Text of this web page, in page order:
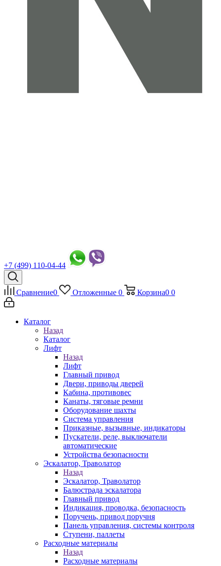
+7 (499) 110-04-44
Сравнение0 Отложенные 0 Корзина0 0
Каталог
Назад
Каталог
Лифт
Назад
Лифт
Главный привод
Двери, приводы дверей
Кабина, противовес
Канаты, тяговые ремни
Оборудование шахты
Система управления
Приказные, вызывные, индикаторы
Пускатели, реле, выключатели
автоматические
Устройства безопасности
Эскалатор, Траволатор
Назад
Эскалатор, Траволатор
Балюстрада эскалатора
Главный привод
Индикация, проводка, безопасность
Поручень, привод поручня
Панель управления, системы контроля
Ступени, паллеты
Расходные материалы
Назад
Расходные материалы